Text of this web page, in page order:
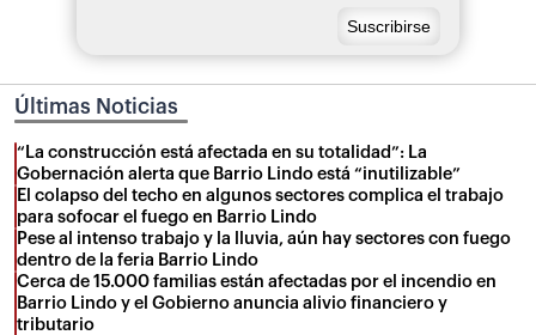
Últimas Noticias
“La construcción está afectada en su totalidad”: La
Gobernación alerta que Barrio Lindo está “inutilizable”
El colapso del techo en algunos sectores complica el trabajo
para sofocar el fuego en Barrio Lindo
Pese al intenso trabajo y la lluvia, aún hay sectores con fuego
dentro de la feria Barrio Lindo
Cerca de 15.000 familias están afectadas por el incendio en
Barrio Lindo y el Gobierno anuncia alivio financiero y
tributario